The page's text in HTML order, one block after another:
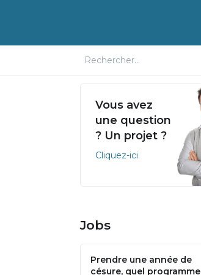
Vous avez
une question
? Un projet ?
Cliquez-ici
Jobs
Prendre une année de
césure, quel programme